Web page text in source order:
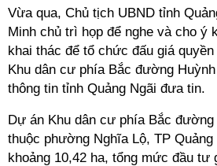
Vừa qua, Chủ tịch UBND tỉnh
Minh chủ trì họp để nghe và cho ý
khai thác để tổ chức đấu giá
Khu dân cư phía Bắc đường
thông tin tỉnh Quảng Ngãi đưa tin.
Dự án Khu dân cư phía Bắc đường
thuộc phường Nghĩa Lộ, TP
khoảng 10,42 ha, tổng mức đầu tư